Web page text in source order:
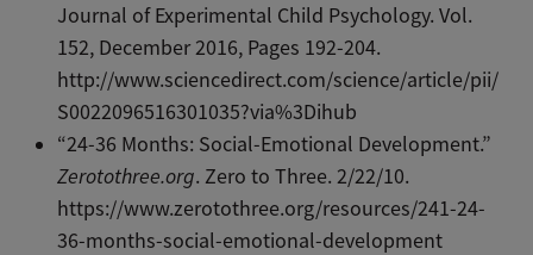
Journal of Experimental Child Psychology. Vol.
152, December 2016, Pages 192-204.
http://www.sciencedirect.com/science/article/pii/
S0022096516301035?via%3Dihub
“24-36 Months: Social-Emotional Development.”
Zerotothree.org. Zero to Three. 2/22/10.
https://www.zerotothree.org/resources/241-24-
36-months-social-emotional-development